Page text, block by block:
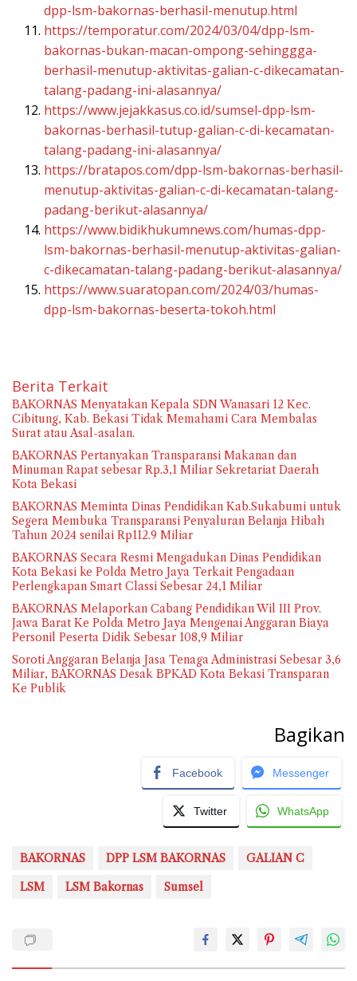
dpp-lsm-bakornas-berhasil-menutup.html
https://temporatur.com/2024/03/04/dpp-lsm-
bakornas-bukan-macan-ompong-sehinggga-
berhasil-menutup-aktivitas-galian-c-dikecamatan-
talang-padang-ini-alasannya/
https://www.jejakkasus.co.id/sumsel-dpp-lsm-
bakornas-berhasil-tutup-galian-c-di-kecamatan-
talang-padang-ini-alasannya/
https://bratapos.com/dpp-lsm-bakornas-berhasil-
menutup-aktivitas-galian-c-di-kecamatan-talang-
padang-berikut-alasannya/
https://www.bidikhukumnews.com/humas-dpp-
lsm-bakornas-berhasil-menutup-aktivitas-galian-
c-dikecamatan-talang-padang-berikut-alasannya/
https://www.suaratopan.com/2024/03/humas-
dpp-lsm-bakornas-beserta-tokoh.html
Berita Terkait
BAKORNAS Menyatakan Kepala SDN Wanasari 12 Kec.
Cibitung, Kab. Bekasi Tidak Memahami Cara Membalas
Surat atau Asal-asalan.
BAKORNAS Pertanyakan Transparansi Makanan dan
Minuman Rapat sebesar Rp.3,1 Miliar Sekretariat Daerah
Kota Bekasi
BAKORNAS Meminta Dinas Pendidikan Kab.Sukabumi untuk
Segera Membuka Transparansi Penyaluran Belanja Hibah
Tahun 2024 senilai Rp112.9 Miliar
BAKORNAS Secara Resmi Mengadukan Dinas Pendidikan
Kota Bekasi ke Polda Metro Jaya Terkait Pengadaan
Perlengkapan Smart Classi Sebesar 24,1 Miliar
BAKORNAS Melaporkan Cabang Pendidikan Wil III Prov.
Jawa Barat Ke Polda Metro Jaya Mengenai Anggaran Biaya
Personil Peserta Didik Sebesar 108,9 Miliar
Soroti Anggaran Belanja Jasa Tenaga Administrasi Sebesar 3,6
Miliar, BAKORNAS Desak BPKAD Kota Bekasi Transparan
Ke Publik
Bagikan
Facebook Messenger
Twitter WhatsApp
BAKORNAS DPP LSM BAKORNAS
GALIAN C
LSM
LSM Bakornas Sumsel